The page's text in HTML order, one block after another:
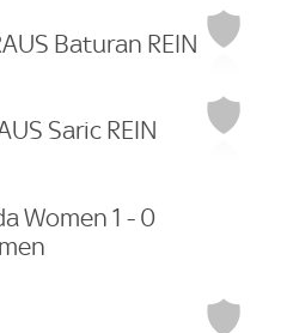
Baturan REIN
Saric REIN
Women 1 - 0